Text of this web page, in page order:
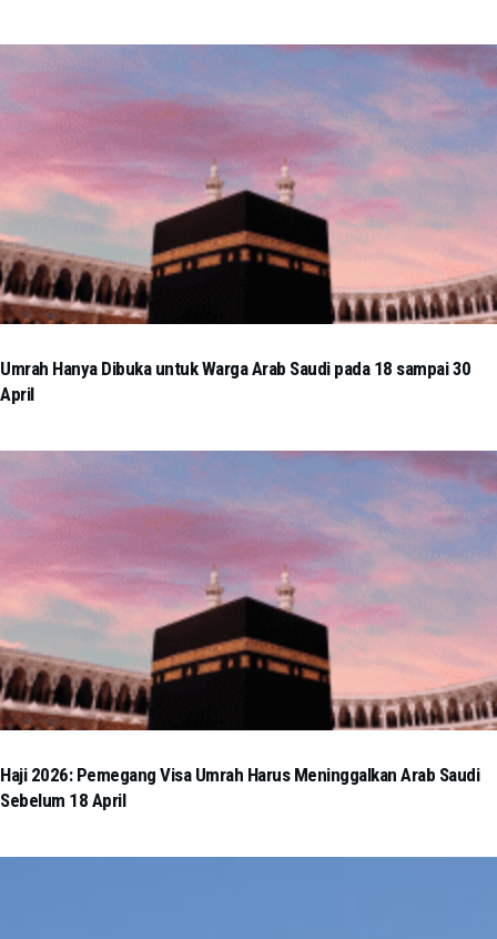
Umrah Hanya Dibuka untuk Warga Arab Saudi pada 18 sampai 30
April
Haji 2026: Pemegang Visa Umrah Harus Meninggalkan Arab Saudi
Sebelum 18 April